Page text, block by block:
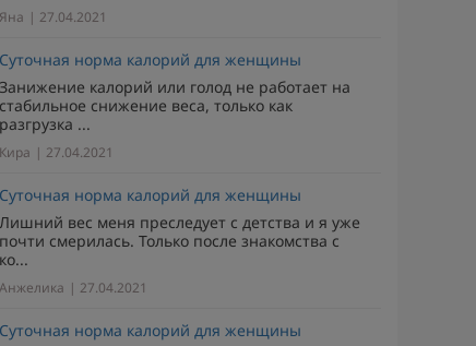
Яна | 27.04.2021
Суточная норма калорий для женщины
Занижение калорий или голод не работает на
стабильное снижение веса, только как
разгрузка ...
Кира | 27.04.2021
Суточная норма калорий для женщины
Лишний вес меня преследует с детства и я уже
почти смерилась. Только после знакомства с
ко...
Анжелика | 27.04.2021
Суточная норма калорий для женщины